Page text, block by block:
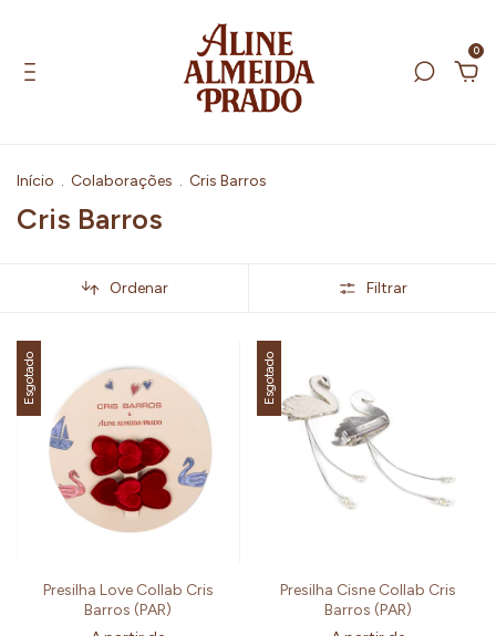
0
Início . Colaborações . Cris Barros
Cris Barros
Ordenar Filtrar
Esgotado
Presilha Love Collab Cris
Barros (PAR)
Esgotado
Presilha Cisne Collab Cris
Barros (PAR)